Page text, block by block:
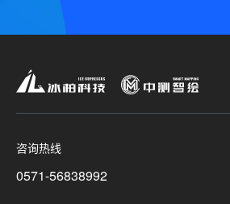
咨询热线
0571-56838992